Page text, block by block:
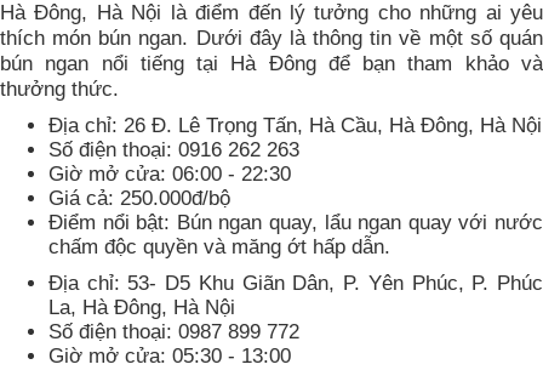
Hà Đông, Hà Nội là điểm đến lý tưởng cho những ai yêu
thích món bún ngan. Dưới đây là thông tin về một số quán
bún ngan nổi tiếng tại Hà Đông để bạn tham khảo và
thưởng thức.
Địa chỉ: 26 Đ. Lê Trọng Tấn, Hà Cầu, Hà Đông, Hà Nội
Số điện thoại: 0916 262 263
Giờ mở cửa: 06:00 - 22:30
Giá cả: 250.000đ/bộ
Điểm nổi bật: Bún ngan quay, lẩu ngan quay với nước
chấm độc quyền và măng ớt hấp dẫn.
Địa chỉ: 53- D5 Khu Giãn Dân, P. Yên Phúc, P. Phúc
La, Hà Đông, Hà Nội
Số điện thoại: 0987 899 772
Giờ mở cửa: 05:30 - 13:00